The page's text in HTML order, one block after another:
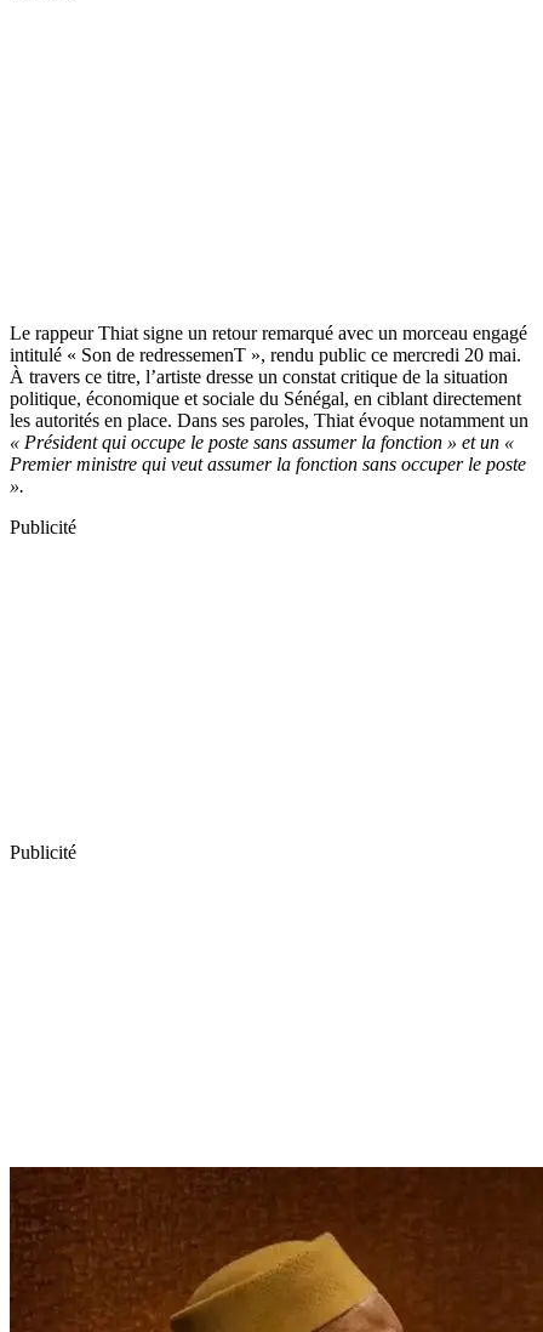
Le rappeur Thiat signe un retour remarqué avec un morceau engagé
intitulé « Son de redressemenT », rendu public ce mercredi 20 mai.
À travers ce titre, l’artiste dresse un constat critique de la situation
politique, économique et sociale du Sénégal, en ciblant directement
les autorités en place. Dans ses paroles, Thiat évoque notamment un
« Président qui occupe le poste sans assumer la fonction » et un «
Premier ministre qui veut assumer la fonction sans occuper le poste
».
Publicité
Publicité